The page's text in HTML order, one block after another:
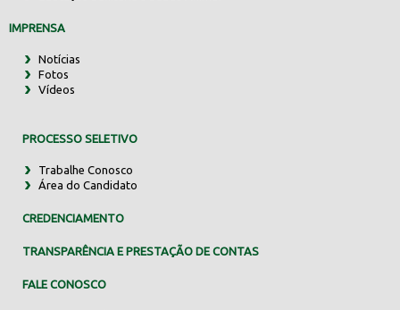
IMPRENSA
Notícias
Fotos
Vídeos
PROCESSO SELETIVO
Trabalhe Conosco
Área do Candidato
CREDENCIAMENTO
TRANSPARÊNCIA E PRESTAÇÃO DE CONTAS
FALE CONOSCO